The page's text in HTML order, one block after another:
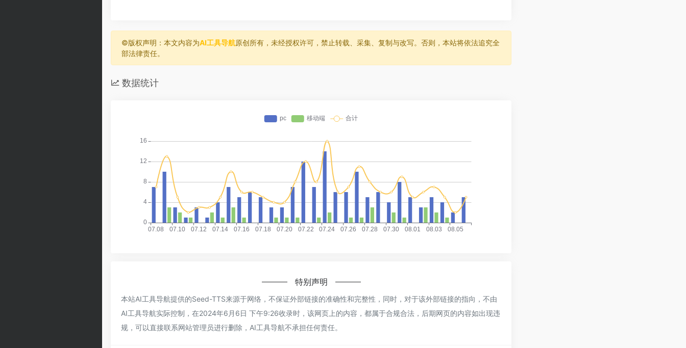
©️版权声明：本文内容为AI工具导航原创所有，未经授权许可，禁止转载、采集、复制与改写。否则，本站将依法追究全
部法律责任。
数据统计
特别声明
本站AI工具导航提供的Seed-TTS来源于网络，不保证外部链接的准确性和完整性，同时，对于该外部链接的指向，不由
AI工具导航实际控制，在2024年6月6日 下午9:26收录时，该网页上的内容，都属于合规合法，后期网页的内容如出现违
规，可以直接联系网站管理员进行删除，AI工具导航不承担任何责任。